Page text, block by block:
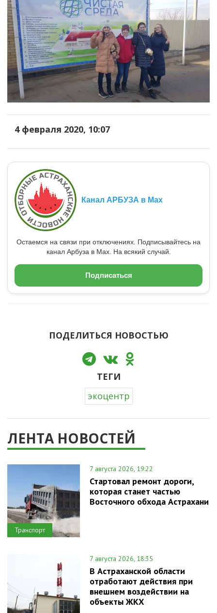
4 февраля 2020, 10:07
Канал АРБУЗА в Max
Остаемся на связи при отключениях. Подписывайтесь на
канал Арбуза в Max. На всякий случай.
Подписаться
ПОДЕЛИТЬСЯ НОВОСТЬЮ
ТЕГИ
экоцентр
ЛЕНТА НОВОСТЕЙ
Транспорт
7 августа 2026, 19:22
Стартовал ремонт дороги,
которая станет частью
Восточного обхода Астрахани
7 августа 2026, 18:35
В Астраханской области
отработают действия при
внешнем воздействии на
объекты ЖКХ